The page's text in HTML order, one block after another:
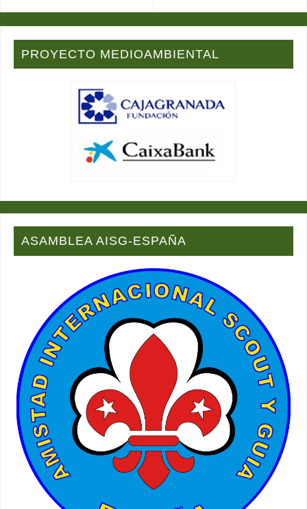
PROYECTO MEDIOAMBIENTAL
ASAMBLEA AISG-ESPAÑA